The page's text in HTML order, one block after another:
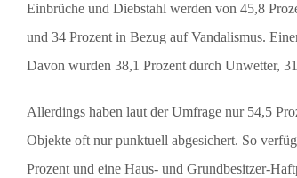
Einbrüche und Diebstahl werden von 45,8
und 34 Prozent in Bezug auf Vandalismus.
Davon wurden 38,1 Prozent durch Unwetter,
Allerdings haben laut der Umfrage nur 54,5
Objekte oft nur punktuell abgesichert. So
Prozent und eine Haus- und Grundbesitzer-